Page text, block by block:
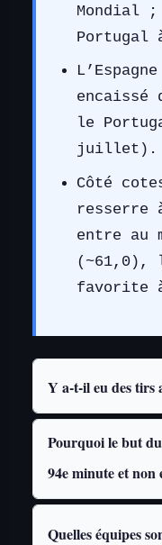
Mondial
Portugal
le
juillet).
Côté
resserre
entre au
(~61,0),
favorite
Y a-t-il eu des tirs
Pourquoi le but
94e minute et
Quelles équipes